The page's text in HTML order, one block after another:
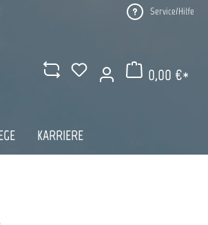
Service/Hilfe
0,00 €*
Warenkorb enthält 0
KARRIERE